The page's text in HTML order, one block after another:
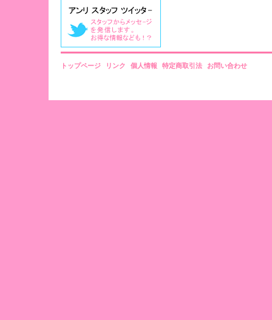
トップページ リンク 個人情報 特定商取引法 お問い合わせ